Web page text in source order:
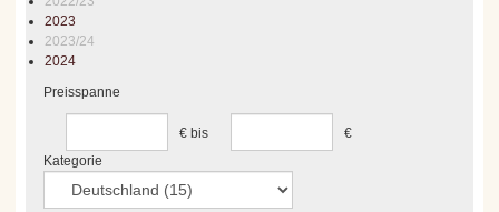
2023
2023/24
2024
Preisspanne
€ bis
€
Kategorie